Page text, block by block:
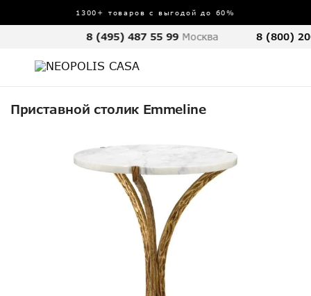
1300+ товаров с выгодой до 60%
8 (495) 487 55 99 Москва 8 (800)
Приставной столик Emmeline